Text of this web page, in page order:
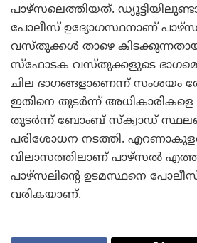
പാഴ്സലെത്തിയത്.
പോലീസ് ഉദ്യോഗസ്ഥനാണ്
വസ്തുക്കള്‍ താഴെ
സ്ഫോടക വസ്തുക്കളുടെ
ചില ഭാഗങ്ങളാണെന്ന് സംശയം
ഇതിനെ തുടര്‍ന്ന് അധികാരികളെ
തുടര്‍ന്ന് ബോംബ് സ്ക്വാഡ്
പരിശോധന നടത്തി.
വിലാസത്തിലാണ് പാഴ്സല്‍
പാഴ്സലിന്റെ ഉടമസ്ഥനെ
വരികയാണ്.